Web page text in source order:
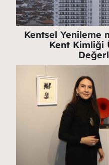
Kentsel Yenileme
Kent Kimliği